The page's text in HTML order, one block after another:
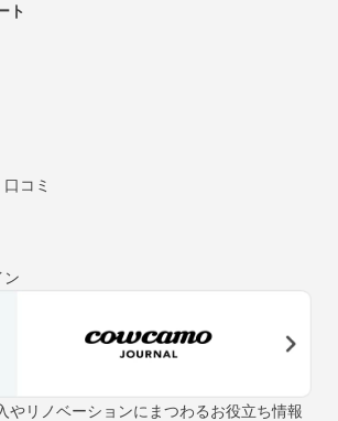
ト
コミ
ン
やリノベーションにまつわるお役立ち情報